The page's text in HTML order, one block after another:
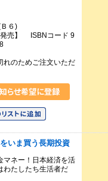
６)
発売】 ISBNコード 9
れのためご注文いただ
いま買う長期投資
マネー！日本経済を活
わたしたち生活者だ